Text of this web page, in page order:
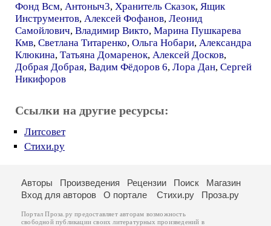
Фонд Всм, Антоныч3, Хранитель Сказок, Ящик
Инструментов, Алексей Фофанов, Леонид
Самойлович, Владимир Викто, Марина Пушкарева
Кмв, Светлана Титаренко, Ольга Нобари, Александра
Клюкина, Татьяна Домаренок, Алексей Досков,
Добрая Добрая, Вадим Фёдоров 6, Лора Дан, Сергей
Никифоров
Ссылки на другие ресурсы:
Литсовет
Стихи.ру
Авторы Произведения Рецензии Поиск
Магазин
Вход для авторов
О портале Стихи.ру Проза.ру
Портал Проза.ру предоставляет авторам возможность
свободной публикации своих литературных произведений в